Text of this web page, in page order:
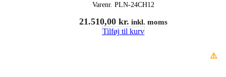
Varenr. PLN-24CH12
21.510,00 kr. inkl. moms
Tilføj til kurv
⚠️